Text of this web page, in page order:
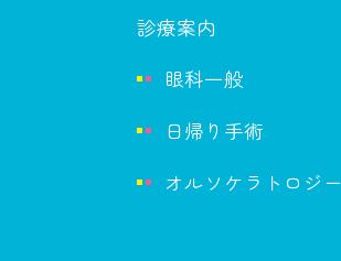
診療案内
眼科一般
日帰り手術
オルソケラトロジー